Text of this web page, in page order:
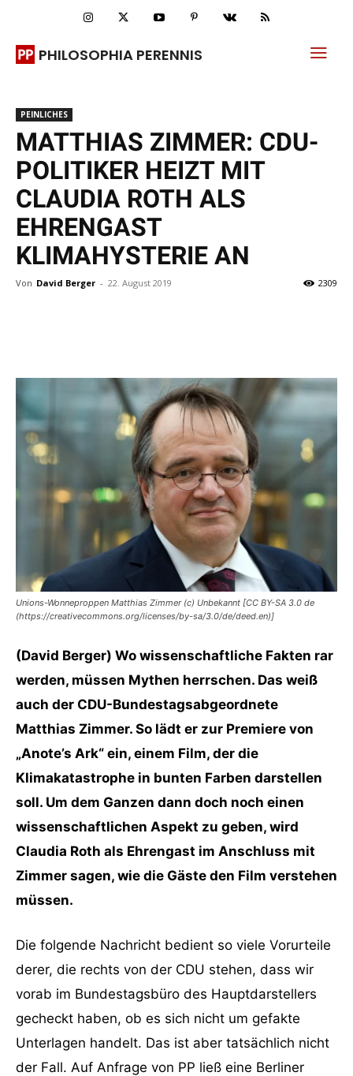
PHILOSOPHIA PERENNIS
PEINLICHES
MATTHIAS ZIMMER: CDU-
POLITIKER HEIZT MIT
CLAUDIA ROTH ALS
EHRENGAST
KLIMAHYSTERIE AN
Von David Berger - 22. August 2019 2309
Unions-Wonneproppen Matthias Zimmer (c) Unbekannt [CC BY-SA 3.0 de
(https://creativecommons.org/licenses/by-sa/3.0/de/deed.en)]
(David Berger) Wo wissenschaftliche Fakten rar
werden, müssen Mythen herrschen. Das weiß
auch der CDU-Bundestagsabgeordnete
Matthias Zimmer. So lädt er zur Premiere von
„Anote’s Ark“ ein, einem Film, der die
Klimakatastrophe in bunten Farben darstellen
soll. Um dem Ganzen dann doch noch einen
wissenschaftlichen Aspekt zu geben, wird
Claudia Roth als Ehrengast im Anschluss mit
Zimmer sagen, wie die Gäste den Film verstehen
müssen.
Die folgende Nachricht bedient so viele Vorurteile
derer, die rechts von der CDU stehen, dass wir
vorab im Bundestagsbüro des Hauptdarstellers
gecheckt haben, ob es sich nicht um gefakte
Unterlagen handelt. Das ist aber tatsächlich nicht
der Fall. Auf Anfrage von PP ließ eine Berliner